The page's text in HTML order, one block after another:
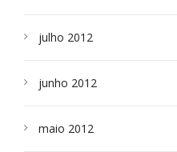
julho 2012
junho 2012
maio 2012